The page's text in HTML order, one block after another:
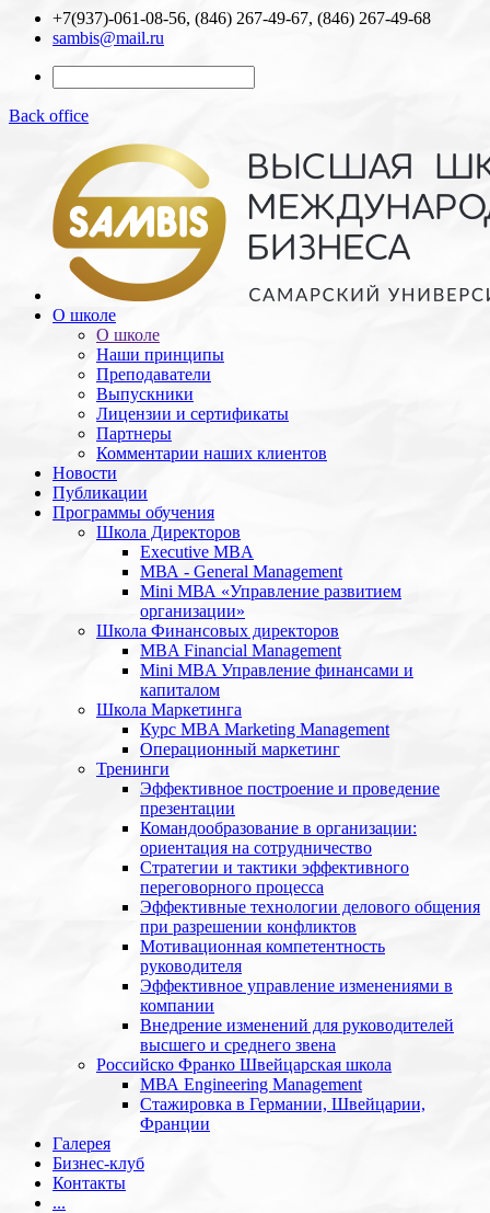
+7(937)-061-08-56, (846) 267-49-67, (846) 267-49-68
sambis@mail.ru
Back office
О школе
О школе
Наши принципы
Преподаватели
Выпускники
Лицензии и cертификаты
Партнеры
Комментарии наших клиентов
Новости
Публикации
Программы обучения
Школа Директоров
Executive MBA
МВА - General Management
Mini МВА «Управление развитием
организации»
Школа Финансовых директоров
MBA Financial Management
Mini MBA Управление финансами и
капиталом
Школа Маркетинга
Курс MBA Marketing Management
Операционный маркетинг
Тренинги
Эффективное построение и проведение
презентации
Командообразование в организации:
ориентация на сотрудничество
Стратегии и тактики эффективного
переговорного процесса
Эффективные технологии делового общения
при разрешении конфликтов
Мотивационная компетентность
руководителя
Эффективное управление изменениями в
компании
Внедрение изменений для руководителей
высшего и среднего звена
Российско Франко Швейцарская школа
МВА Engineering Management
Стажировка в Германии, Швейцарии,
Франции
Галерея
Бизнес-клуб
Контакты
...